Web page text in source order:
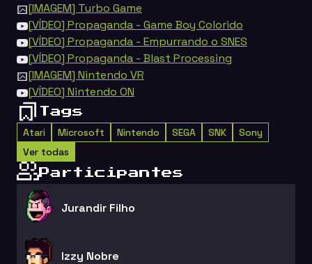
[IMAGEM] Turbo Game
[VÍDEO] Propaganda - Game Boy Colorido
[VÍDEO] Propaganda - Empurrando o SNES
[VÍDEO] Propaganda - Blast Processing
[IMAGEM] Nintendo VR
[VÍDEO] Nintendo ON
Tags
Atari Microsoft Nintendo SEGA SNK
Sony
Ver todas
Participantes
Jurandir Filho
Izzy Nobre